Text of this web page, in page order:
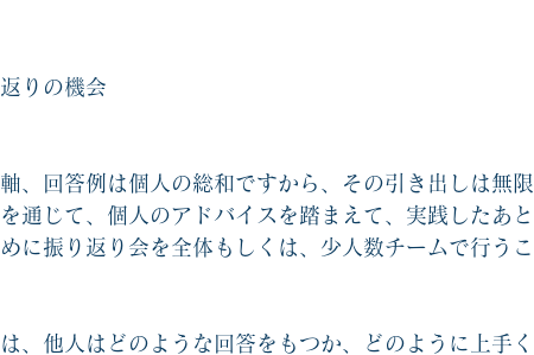
りの機会
、回答例は個人の総和ですから、その引き出しは無
通じて、個人のアドバイスを踏まえて、実践したあ
に振り返り会を全体もしくは、少人数チームで行う
、他人はどのような回答をもつか、どのように上手